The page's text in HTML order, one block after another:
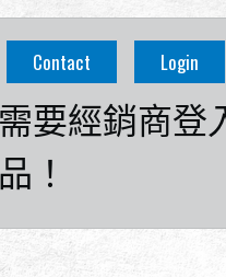
Contact Login
需要經銷商登
品！